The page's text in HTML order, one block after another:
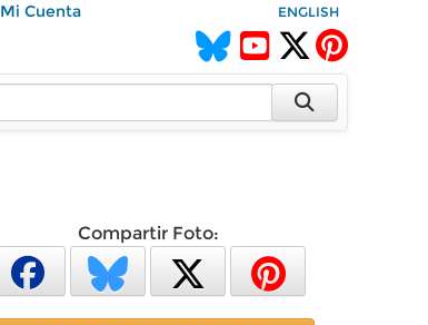
Mi Cuenta ENGLISH
Compartir Foto: